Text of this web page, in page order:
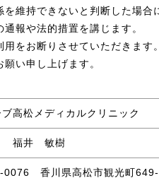
維持できないと判断した場合
報や法的措置を講じます。
用をお断りさせていただきます
い申し上げます。
高松メディカルクリニック
福井 敏樹
0076 香川県高松市観光町